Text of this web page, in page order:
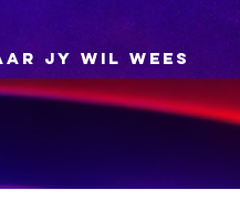
JY WIL WEES